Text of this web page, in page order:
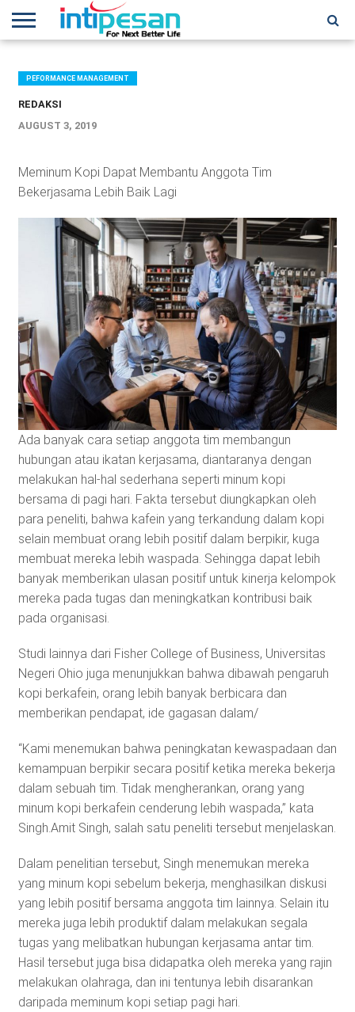
NEWS
CONFERENCES
TRAINING
IPSHOW
EVENT
IP
NETWORK
MORE
PEFORMANCE MANAGEMENT
REDAKSI
AUGUST 3, 2019
Meminum Kopi Dapat Membantu Anggota Tim
Bekerjasama Lebih Baik Lagi
Ada banyak cara setiap anggota tim membangun
hubungan atau ikatan kerjasama, diantaranya dengan
melakukan hal-hal sederhana seperti minum kopi
bersama di pagi hari. Fakta tersebut diungkapkan oleh
para peneliti, bahwa kafein yang terkandung dalam kopi
selain membuat orang lebih positif dalam berpikir, kuga
membuat mereka lebih waspada. Sehingga dapat lebih
banyak memberikan ulasan positif untuk kinerja kelompok
mereka pada tugas dan meningkatkan kontribusi baik
pada organisasi.
Studi lainnya dari Fisher College of Business, Universitas
Negeri Ohio juga menunjukkan bahwa dibawah pengaruh
kopi berkafein, orang lebih banyak berbicara dan
memberikan pendapat, ide gagasan dalam/
“Kami menemukan bahwa peningkatan kewaspadaan dan
kemampuan berpikir secara positif ketika mereka bekerja
dalam sebuah tim. Tidak mengherankan, orang yang
minum kopi berkafein cenderung lebih waspada,” kata
Singh.Amit Singh, salah satu peneliti tersebut menjelaskan.
Dalam penelitian tersebut, Singh menemukan mereka
yang minum kopi sebelum bekerja, menghasilkan diskusi
yang lebih positif bersama anggota tim lainnya. Selain itu
mereka juga lebih produktif dalam melakukan segala
tugas yang melibatkan hubungan kerjasama antar tim.
Hasil tersebut juga bisa didapatka oleh mereka yang rajin
melakukan olahraga, dan ini tentunya lebih disarankan
daripada meminum kopi setiap pagi hari.